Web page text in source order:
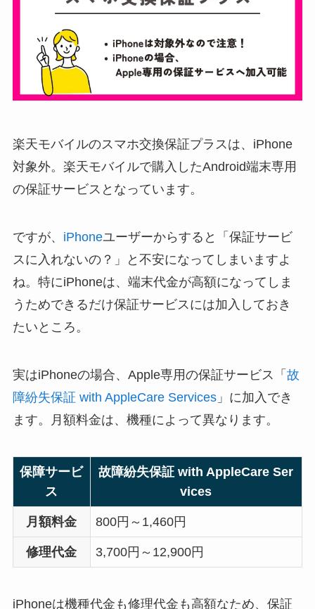
楽天モバイルのスマホ交換保証プラスは、iPhone
対象外。楽天モバイルで購入したAndroid端末専用
の保証サービスとなっています。
ですが、 iPhoneユーザーからすると「保証サービ
スに入れないの？」と不安になってしまいますよ
ね。特にiPhoneは、端末代金が高額になってしま
うためできるだけ保証サービスには加入しておき
たいところ。
実はiPhoneの場合、Apple専用の保証サービス「 故
障紛失保証 with AppleCare Services」に加入でき
ます。月額料金は、機種によって異なります。
保障サービ
ス
故障紛失保証 with AppleCare Ser
vices
月額料金 800円～1,460円
修理代金 3,700円～12,900円
iPhoneは機種代金も修理代金も高額なため、保証